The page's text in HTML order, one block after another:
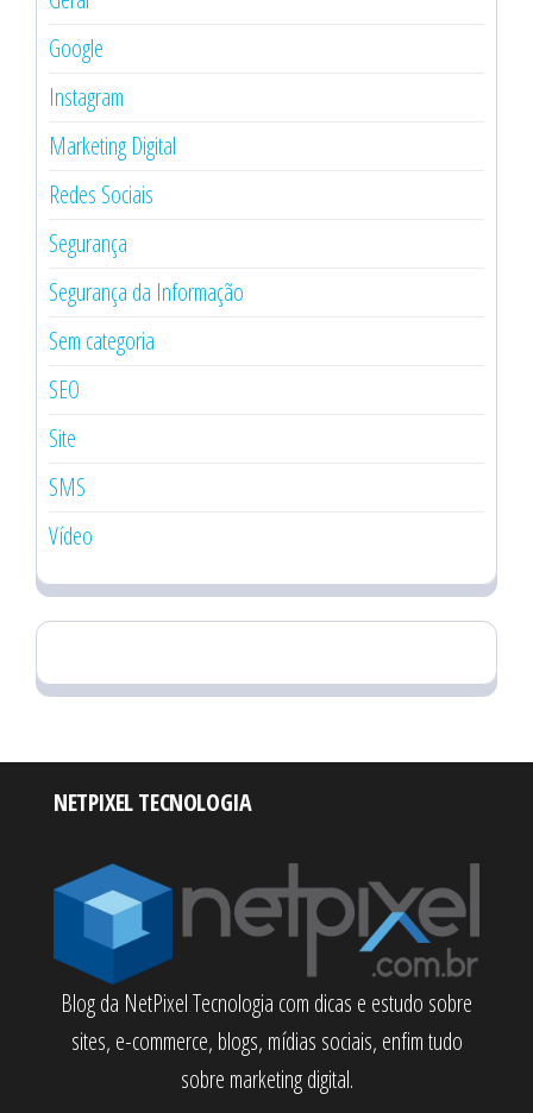
Google
Instagram
Marketing Digital
Redes Sociais
Segurança
Segurança da Informação
Sem categoria
SEO
Site
SMS
Vídeo
NETPIXEL TECNOLOGIA
Blog da NetPixel Tecnologia com dicas e estudo sobre
sites, e-commerce, blogs, mídias sociais, enfim tudo
sobre marketing digital.